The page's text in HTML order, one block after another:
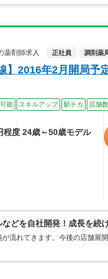
薬剤師求人
正社員 調剤薬
】2016年2月開局
能 スキルアップ 駅チカ 店舗
程度 24歳～50歳モデル
どを自社開発！成長を続
流れてきます。今後の店舗展